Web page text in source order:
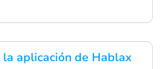
aplicación de Hablax